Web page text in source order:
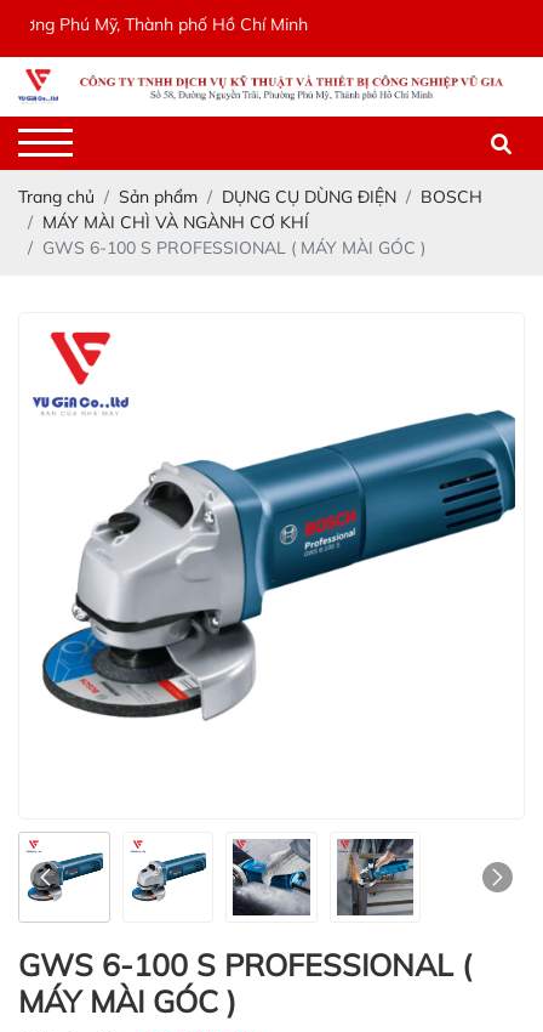
Phú Mỹ, Thành phố Hồ Chí Minh
Trang chủ Sản phẩm DỤNG CỤ DÙNG ĐIỆN
BOSCH
MÁY MÀI CHÌ VÀ NGÀNH CƠ KHÍ
GWS 6-100 S PROFESSIONAL ( MÁY MÀI GÓC )
GWS 6-100 S PROFESSIONAL (
MÁY MÀI GÓC )